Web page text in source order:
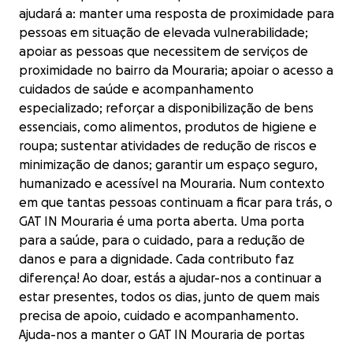
ajudará a: manter uma resposta de proximidade para
pessoas em situação de elevada vulnerabilidade;
apoiar as pessoas que necessitem de serviços de
proximidade no bairro da Mouraria; apoiar o acesso a
cuidados de saúde e acompanhamento
especializado; reforçar a disponibilização de bens
essenciais, como alimentos, produtos de higiene e
roupa; sustentar atividades de redução de riscos e
minimização de danos; garantir um espaço seguro,
humanizado e acessível na Mouraria. Num contexto
em que tantas pessoas continuam a ficar para trás, o
GAT IN Mouraria é uma porta aberta. Uma porta
para a saúde, para o cuidado, para a redução de
danos e para a dignidade. Cada contributo faz
diferença! Ao doar, estás a ajudar-nos a continuar a
estar presentes, todos os dias, junto de quem mais
precisa de apoio, cuidado e acompanhamento.
Ajuda-nos a manter o GAT IN Mouraria de portas